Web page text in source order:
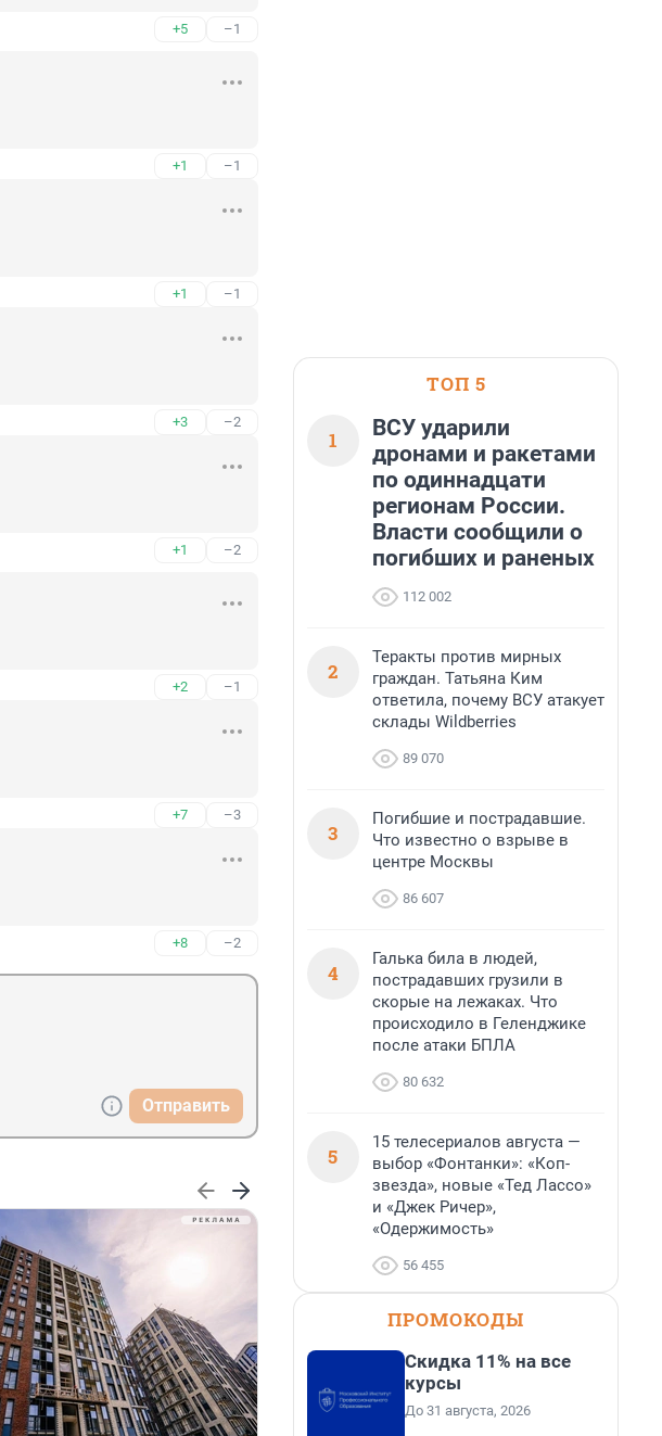
+5 –1
+1 –1
+1 –1
+3 –2
+1 –2
+2 –1
+7 –3
+8 –2
Отправить
ТОП 5
1
ВСУ ударили
дронами и ракетами
по одиннадцати
регионам России.
Власти сообщили о
погибших и раненых
112 002
2
Теракты против мирных
граждан. Татьяна Ким
ответила, почему ВСУ атакует
склады Wildberries
89 070
3
Погибшие и пострадавшие.
Что известно о взрыве в
центре Москвы
86 607
4
Галька била в людей,
пострадавших грузили в
скорые на лежаках. Что
происходило в Геленджике
после атаки БПЛА
80 632
5
15 телесериалов августа —
выбор «Фонтанки»: «Коп-
звезда», новые «Тед Лассо»
и «Джек Ричер»,
«Одержимость»
56 455
ПРОМОКОДЫ
Скидка 11% на все
курсы
До 31 августа, 2026